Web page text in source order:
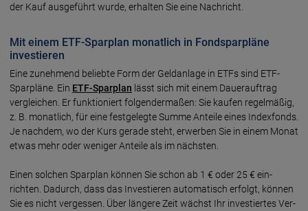
der Kauf ausge­führt wurde, erhalten Sie eine Nach­richt.
Mit einem ETF-Sparplan monatlich in Fondsparpläne
investieren
Eine zuneh­mend belieb­te Form der Geld­an­lage in ETFs sind ETF-
Spar­pläne. Ein ETF-Sparplan lässt sich mit einem Dauer­auf­trag
vergleichen. Er funktio­niert folgender­maßen: Sie kaufen regel­mäßig,
z. B. monat­lich, für eine fest­geleg­te Summe Anteile eines Index­fonds.
Je nachdem, wo der Kurs gerade steht, erwerben Sie in einem Monat
etwas mehr oder weniger An­teile als im nächsten.
Einen solchen Spar­plan können Sie schon ab 1 € oder 25 € ein­
richten. Dadurch, dass das Inves­tieren auto­matisch erfolgt, können
Sie es nicht ver­gessen. Über längere Zeit wächst Ihr inves­tiertes Ver­